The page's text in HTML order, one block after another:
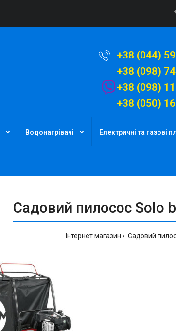
+38 (044)
+38 (098)
+38 (098)
+38 (050)
Водонагрівачі Електричні та газові
Садовий пилосос Solo
Інтернет магазин Садовий